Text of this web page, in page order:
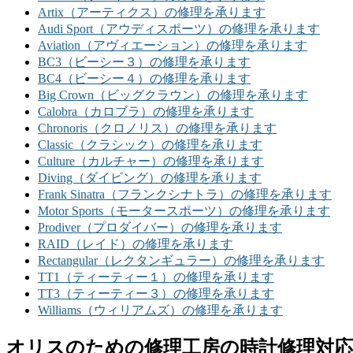
Artix（アーティクス）の修理を承ります
Audi Sport（アウディスポーツ）の修理を承ります
Aviation（アヴィエーション）の修理を承ります
BC3（ビーシー３）の修理を承ります
BC4（ビーシー４）の修理を承ります
Big Crown（ビッグクラウン）の修理を承ります
Calobra（カロブラ）の修理を承ります
Chronoris（クロノリス）の修理を承ります
Classic（クラシック）の修理を承ります
Culture（カルチャー）の修理を承ります
Diving（ダイビング）の修理を承ります
Frank Sinatra（フランクシナトラ）の修理を承ります
Motor Sports（モータースポーツ）の修理を承ります
Prodiver（プロダイバー）の修理を承ります
RAID（レイド）の修理を承ります
Rectangular（レクタンギュラー）の修理を承ります
TT1（ティーティー１）の修理を承ります
TT3（ティーティー３）の修理を承ります
Williams（ウィリアムズ）の修理を承ります
オリスのための修理工房の時計修理対